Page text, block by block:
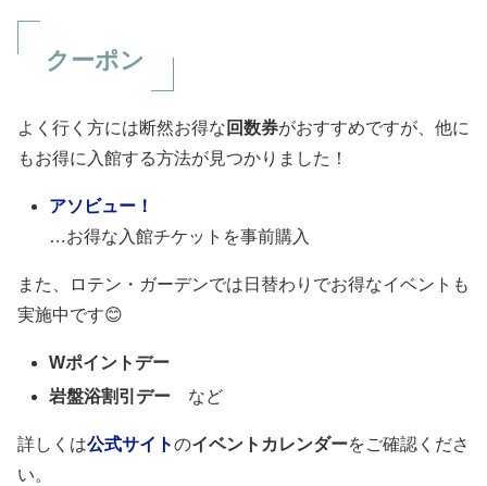
クーポン
よく行く方には断然お得な 回数券がおすすめですが、他に
もお得に入館する方法が見つかりました！
アソビュー！
…お得な入館チケットを事前購入
また、ロテン・ガーデンでは日替わりでお得なイベントも
実施中です😊
Wポイントデー
岩盤浴割引デー など
詳しくは公式サイトのイベントカレンダーをご確認くださ
い。